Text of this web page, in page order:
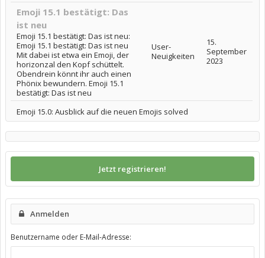
Emoji 15.1 bestätigt: Das
ist neu
Emoji 15.1 bestätigt: Das ist neu:
Emoji 15.1 bestätigt: Das ist neu
Mit dabei ist etwa ein Emoji, der
horizonzal den Kopf schüttelt.
Obendrein könnt ihr auch einen
Phönix bewundern. Emoji 15.1
bestätigt: Das ist neu
User-
Neuigkeiten
15.
September
2023
Emoji 15.0: Ausblick auf die neuen Emojis solved
Jetzt registrieren!
Anmelden
Benutzername oder E-Mail-Adresse: